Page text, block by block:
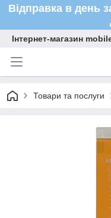
Відправка в день
Інтернет-магазин
Товари та послуги